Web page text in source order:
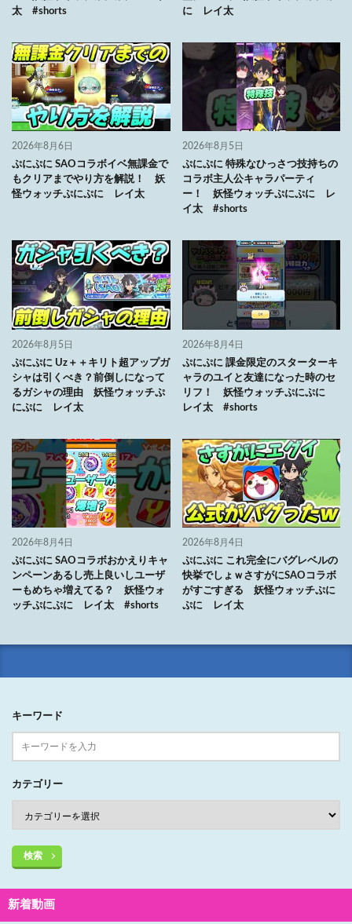
太 #shorts
に レイ太
2026年8月6日
ぷにぷに SAOコラボイベ無課金で
もクリアまでやり方を解説！ 妖
怪ウォッチぷにぷに レイ太
2026年8月5日
ぷにぷに 特殊なひっさつ技持ちの
コラボ主人公キャラパーティ
ー！ 妖怪ウォッチぷにぷに レ
イ太 #shorts
2026年8月5日
ぷにぷに Uz＋＋キリト超アップガ
シャは引くべき？前倒しになって
るガシャの理由 妖怪ウォッチぷ
にぷに レイ太
2026年8月4日
ぷにぷに 課金限定のスターターキ
ャラのユイと友達になった時のセ
リフ！ 妖怪ウォッチぷにぷに
レイ太 #shorts
2026年8月4日
ぷにぷに SAOコラボおかえりキャ
ンペーンあるし売上良いしユーザ
ーもめちゃ増えてる？ 妖怪ウォ
ッチぷにぷに レイ太 #shorts
2026年8月4日
ぷにぷに これ完全にバグレベルの
快挙でしょｗさすがにSAOコラボ
がすごすぎる 妖怪ウォッチぷに
ぷに レイ太
キーワード
カテゴリー
検索
新着動画